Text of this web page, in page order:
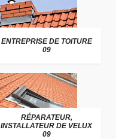
ENTREPRISE DE TOITURE
09
RÉPARATEUR,
INSTALLATEUR DE VELUX
09